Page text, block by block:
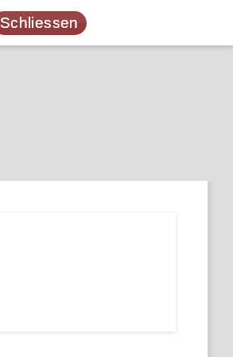
Schliessen